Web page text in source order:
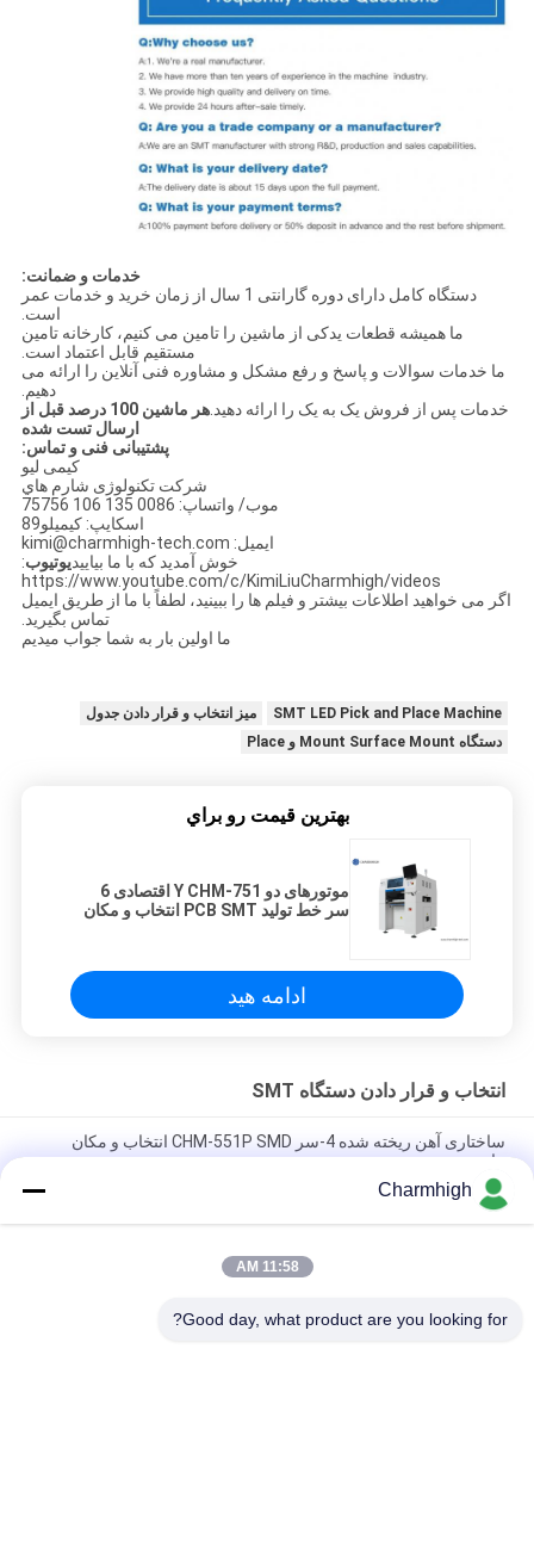
خدمات و ضمانت:
دستگاه کامل دارای دوره گارانتی 1 سال از زمان خرید و خدمات عمر
است.
ما همیشه قطعات یدکی از ماشین را تامین می کنیم، کارخانه تامین
مستقیم قابل اعتماد است.
ما خدمات سوالات و پاسخ و رفع مشکل و مشاوره فنی آنلاین را ارائه می
دهیم.
خدمات پس از فروش یک به یک را ارائه دهید.
هر ماشين 100 درصد قبل از
ارسال تست شده
پشتیبانی فنی و تماس:
کیمی لیو
شركت تكنولوژى شارم هاي
موب/ واتساپ: 0086 135 106 75756
اسکایپ: کیمیلو89
ایمیل: kimi@charmhigh-tech.com
خوش آمديد که با ما بياييدیوتیوب:
https://www.youtube.com/c/KimiLiuCharmhigh/videos
اگر می خواهید اطلاعات بیشتر و فیلم ها را ببینید، لطفاً با ما از طریق ایمیل
تماس بگیرید.
ما اولين بار به شما جواب ميديم
SMT LED Pick and Place Machine
میز انتخاب و قرار دادن جدول
دستگاه Mount Surface Mount و Place
بهترين قيمت رو براي
موتورهای دو Y CHM-751 اقتصادی 6
سر خط تولید PCB SMT انتخاب و مکان
ادامه هید
انتخاب و قرار دادن دستگاه SMT
ساختاری آهن ریخته شده 4-سر CHM-551P SMD انتخاب و مکان
ماشین
سر پشتیبانی 01005
Charmhigh TM08 PCBA تولید SMT تراشه نصب کننده ماشین
Charmhigh
11:58 AM
Good day, what product are you looking for?